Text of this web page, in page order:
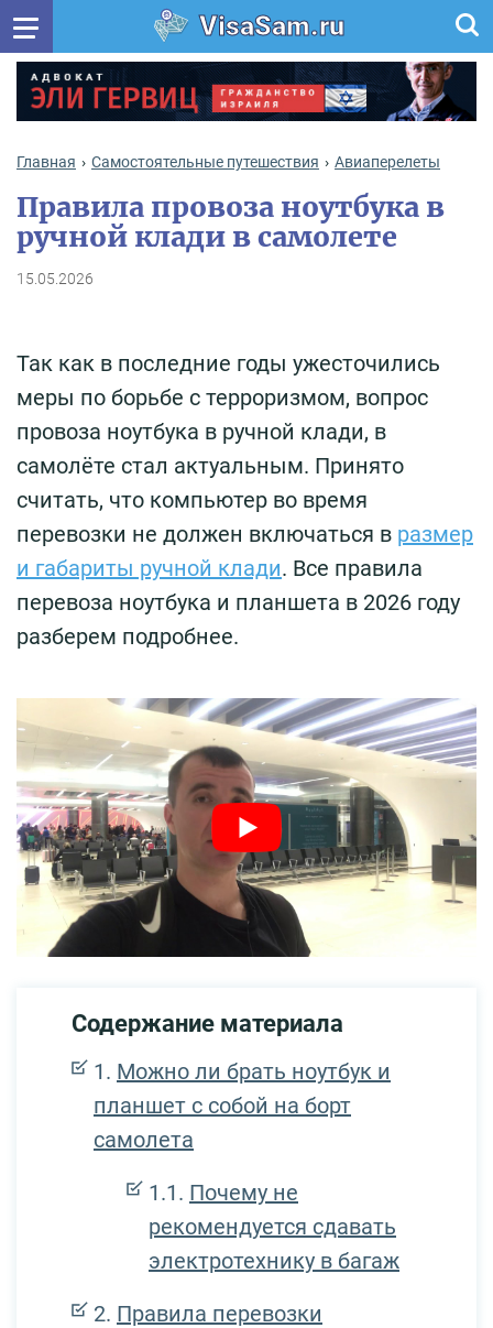
VisaSam.ru
Главная Самостоятельные путешествия Авиаперелеты
Правила провоза ноутбука в
ручной клади в самолете
15.05.2026
Так как в последние годы ужесточились
меры по борьбе с терроризмом, вопрос
провоза ноутбука в ручной клади, в
самолёте стал актуальным. Принято
считать, что компьютер во время
перевозки не должен включаться в размер
и габариты ручной клади. Все правила
перевоза ноутбука и планшета в 2026 году
разберем подробнее.
Содержание материала
Можно ли брать ноутбук и
планшет с собой на борт
самолета
Почему не
рекомендуется сдавать
электротехнику в багаж
Правила перевозки